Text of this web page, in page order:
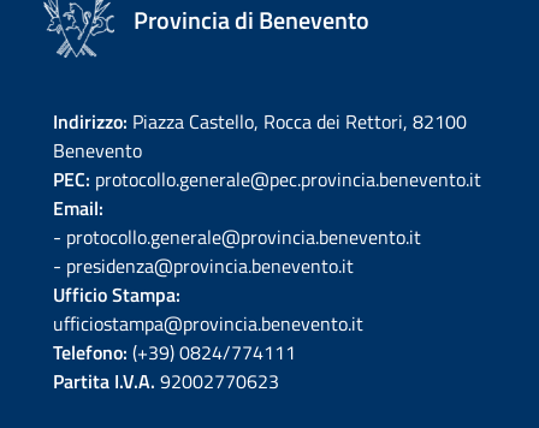
Provincia di Benevento
Indirizzo: Piazza Castello, Rocca dei Rettori, 82100
Benevento
PEC: protocollo.generale@pec.provincia.benevento.it
Email:
- protocollo.generale@provincia.benevento.it
- presidenza@provincia.benevento.it
Ufficio Stampa:
ufficiostampa@provincia.benevento.it
Telefono: (+39) 0824/774111
Partita I.V.A. 92002770623